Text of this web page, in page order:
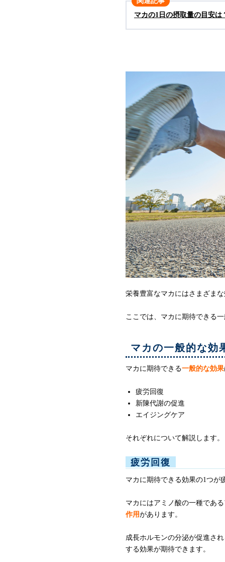
マカの1日の摂取量の目安
栄養豊富なマカにはさまざま
ここでは、マカに期待できる
マカの一般的な効
マカに期待できる一般的な効果
疲労回復
新陳代謝の促進
エイジングケア
それぞれについて解説します。
疲労回復
マカに期待できる効果の1つが
マカにはアミノ酸の一種であ
作用があります。
成長ホルモンの分泌が促進さ
する効果が期待できます。